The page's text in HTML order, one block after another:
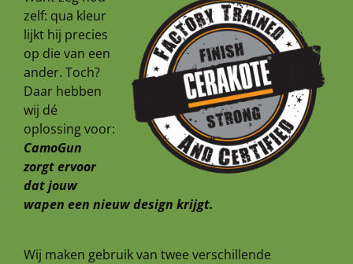
zelf: qua kleur
lijkt hij precies
op die van een
ander. Toch?
Daar hebben
wij dé
oplossing voor:
CamoGun
zorgt ervoor
dat jouw
wapen een nieuw design krijgt.
Wij maken gebruik van twee verschillende